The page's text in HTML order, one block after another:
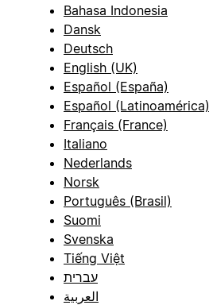
Bahasa Indonesia
Dansk
Deutsch
English (UK)
Español (España)
Español (Latinoamérica)
Français (France)
Italiano
Nederlands
Norsk
Português (Brasil)
Suomi
Svenska
Tiếng Việt
עברית
العربية